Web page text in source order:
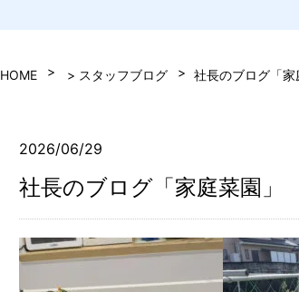
HOME > スタッフブログ 社長のブログ「家
2026/06/29
社長のブログ「家庭菜園」